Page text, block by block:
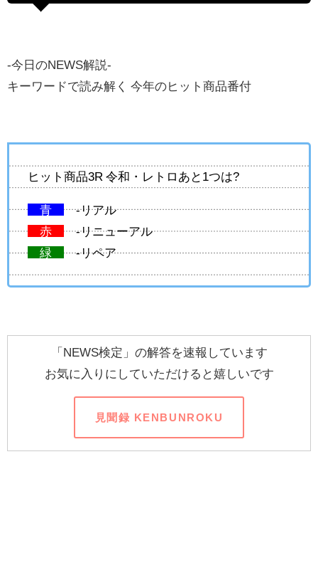
-今日のNEWS解説-
キーワードで読み解く 今年のヒット商品番付
ヒット商品3R 令和・レトロあと1つは?
青
-リアル
赤
-リニューアル
緑
-リペア
「NEWS検定」の解答を速報しています
お気に入りにしていただけると嬉しいです
見聞録 KENBUNROKU